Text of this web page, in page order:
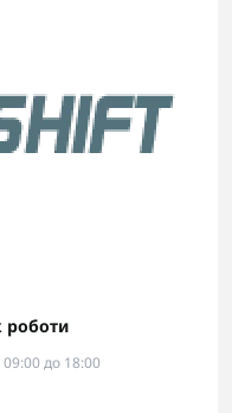
роботи
до 18:00